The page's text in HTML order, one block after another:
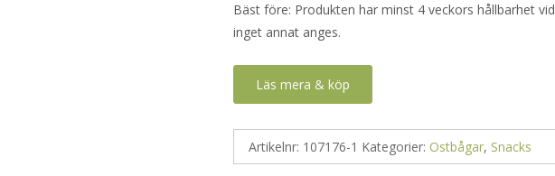
Bäst före: Produkten har minst 4 veckors hållbarhet
inget annat anges.
Läs mera & köp
Artikelnr: 107176-1 Kategorier: Ostbågar, Snacks